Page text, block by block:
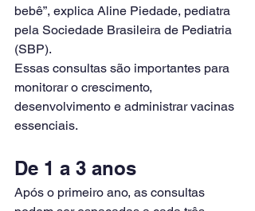
bebê”, explica Aline Piedade, pediatra
pela Sociedade Brasileira de Pediatria
(SBP).
Essas consultas são importantes para
monitorar o crescimento,
desenvolvimento e administrar vacinas
essenciais.
De 1 a 3 anos
Após o primeiro ano, as consultas